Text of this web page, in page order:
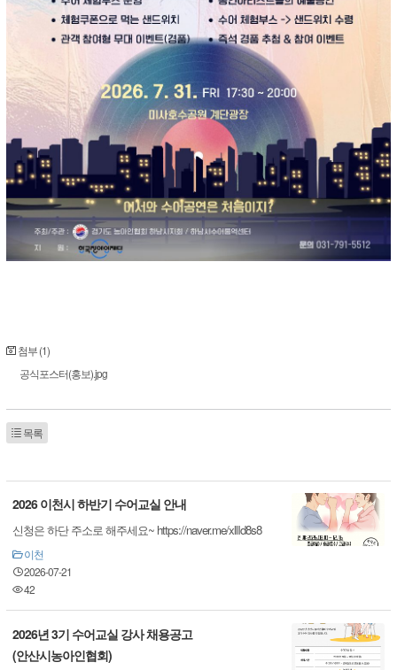
첨부 (1)
공식포스터(홍보).jpg
목록
2026 이천시 하반기 수어교실 안내
신청은 하단 주소로 해주세요~ https://naver.me/xllId8s8
이천
2026-07-21
42
2026년 3기 수어교실 강사 채용공고
(안산시농아인협회)